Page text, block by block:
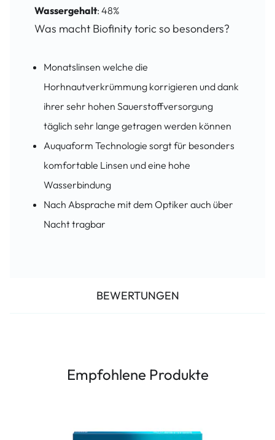
Wassergehalt: 48%
Was macht Biofinity toric so besonders?
Monatslinsen welche die
Horhnautverkrümmung korrigieren und dank
ihrer sehr hohen Sauerstoffversorgung
täglich sehr lange getragen werden können
Auquaform Technologie sorgt für besonders
komfortable Linsen und eine hohe
Wasserbindung
Nach Absprache mit dem Optiker auch über
Nacht tragbar
BEWERTUNGEN
Empfohlene Produkte